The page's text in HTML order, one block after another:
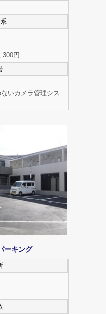
円
いカメラ管理シス
ーキング